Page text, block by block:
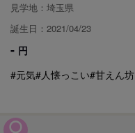
見学地：埼玉県
誕生日：2021/04/23
- 円
#元気#人懐っこい#甘えん坊